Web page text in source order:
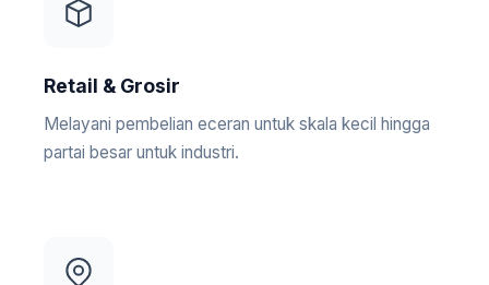
Retail & Grosir
Melayani pembelian eceran untuk skala kecil hingga
partai besar untuk industri.